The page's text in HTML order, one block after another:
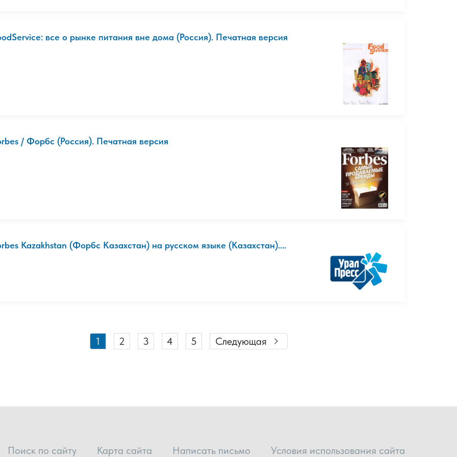
все о рынке питания вне дома (Россия). Печатная версия
/ Форбс (Россия). Печатная версия
Kazakhstan (Форбс Казахстан) на русском языке (Казахстан)....
1 2 3 4 5 Следующая
Поиск по сайту Карта сайта Написать письмо Условия использования сайта